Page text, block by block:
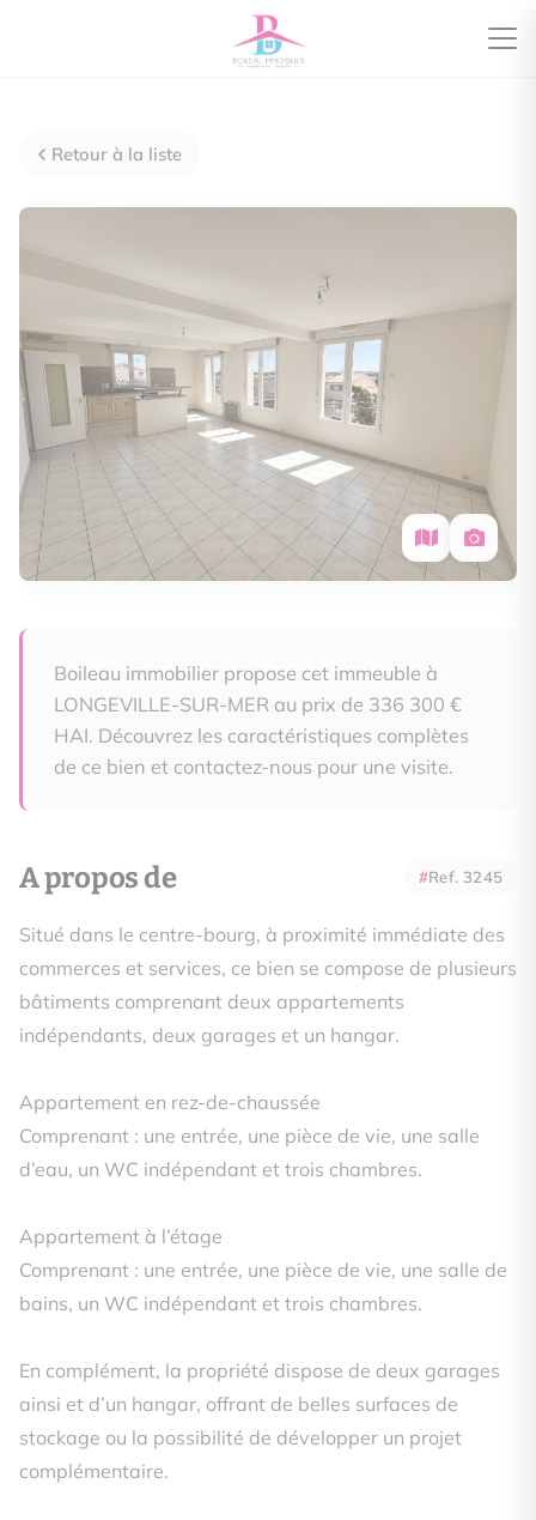
Retour à la liste
Boileau immobilier propose cet immeuble à
LONGEVILLE-SUR-MER au prix de 336 300 €
HAI. Découvrez les caractéristiques complètes
de ce bien et contactez-nous pour une visite.
A propos de Ref. 3245
Situé dans le centre-bourg, à proximité immédiate des
commerces et services, ce bien se compose de plusieurs
bâtiments comprenant deux appartements
indépendants, deux garages et un hangar.
Appartement en rez-de-chaussée
Comprenant : une entrée, une pièce de vie, une salle
d’eau, un WC indépendant et trois chambres.
Appartement à l’étage
Comprenant : une entrée, une pièce de vie, une salle de
bains, un WC indépendant et trois chambres.
En complément, la propriété dispose de deux garages
ainsi et d’un hangar, offrant de belles surfaces de
stockage ou la possibilité de développer un projet
complémentaire.